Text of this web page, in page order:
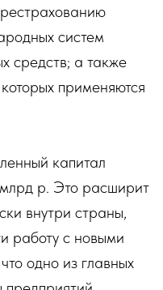
систем
средств; а также
применяются
капитал
р. Это расширит
внутри страны,
работу с новыми
одно из главных